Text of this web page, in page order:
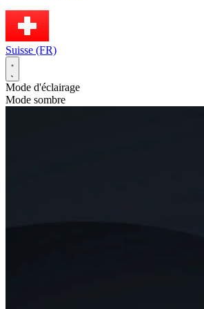
Suisse (FR)
Mode d'éclairage
Mode sombre